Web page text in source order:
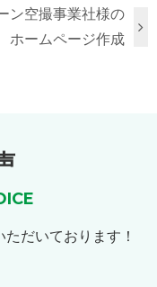
ン空撮事業社様の
ホームページ作成
だいております！